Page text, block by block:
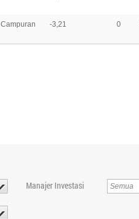
Campuran -3,21 0
Manajer Investasi